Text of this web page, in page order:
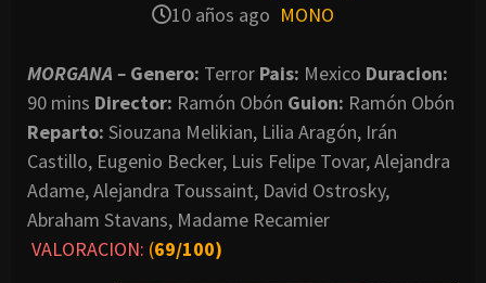
10 años ago MONO
MORGANA – Genero: Terror Pais: Mexico Duracion:
90 mins Director: Ramón Obón Guion: Ramón Obón
Reparto: Siouzana Melikian, Lilia Aragón, Irán
Castillo, Eugenio Becker, Luis Felipe Tovar, Alejandra
Adame, Alejandra Toussaint, David Ostrosky,
Abraham Stavans, Madame Recamier
VALORACION: (69/100)